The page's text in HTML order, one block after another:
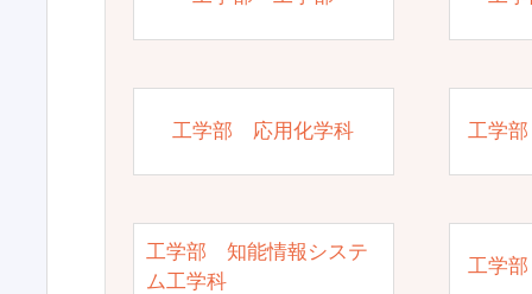
工学部 応用化学科 工学
工学部 知能情報システ
ム工学科
工学